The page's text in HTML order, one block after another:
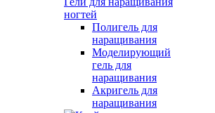
ногтей
Полигель для
наращивания
Моделирующий
гель для
наращивания
Акригель для
наращивания